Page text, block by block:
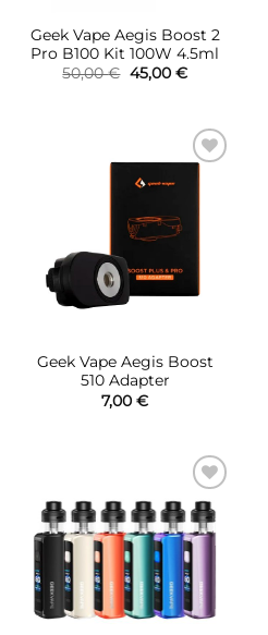
Geek Vape Aegis Boost 2
Pro B100 Kit 100W 4.5ml
50,00€ Original
price
45,00 €Η
45,00 €.
Geek Vape Aegis Boost
510 Adapter
7,00 €
Πρόσθήκη
στην λίστα
επιθυμιών